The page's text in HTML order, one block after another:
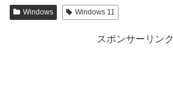
Windows Windows 11
スポンサーリンク